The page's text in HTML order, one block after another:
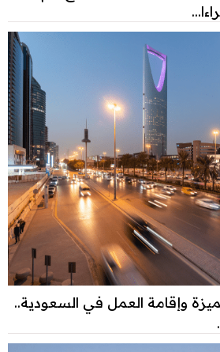
وإقامة العمل في السعودية..